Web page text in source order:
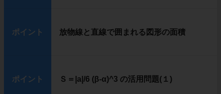
ポイント 放物線と直線で囲まれる図形の面積
ポイント Ｓ＝|a|/6 (β-α)^3 の活用問題(１)